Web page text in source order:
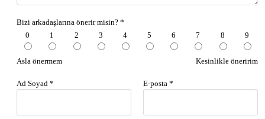
Bizi arkadaşlarına önerir misin? *
0
1 2 3 4 5 6 7 8 9
Asla önermem Kesinlikle öneririm
Ad Soyad * E-posta *